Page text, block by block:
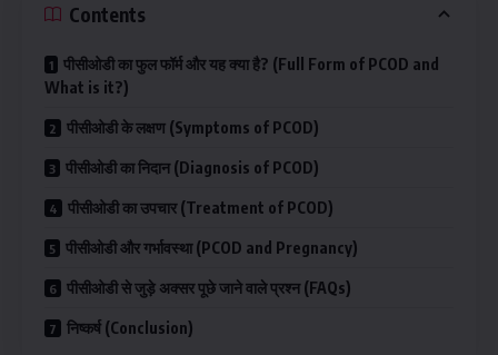
Contents
पीसीओडी का फुल फॉर्म और यह क्या है? (Full Form of PCOD and
What is it?)
पीसीओडी के लक्षण (Symptoms of PCOD)
पीसीओडी का निदान (Diagnosis of PCOD)
पीसीओडी का उपचार (Treatment of PCOD)
पीसीओडी और गर्भावस्था (PCOD and Pregnancy)
पीसीओडी से जुड़े अक्सर पूछे जाने वाले प्रश्न (FAQs)
निष्कर्ष (Conclusion)